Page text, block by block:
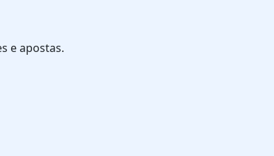
e apostas.